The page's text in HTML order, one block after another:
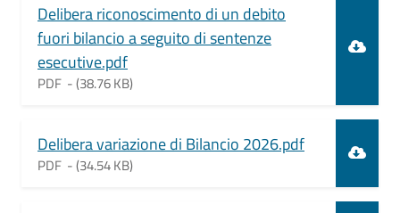
Delibera riconoscimento di un debito
fuori bilancio a seguito di sentenze
esecutive.pdf
PDF -(38.76 KB)
Delibera variazione di Bilancio 2026.pdf
PDF -(34.54 KB)